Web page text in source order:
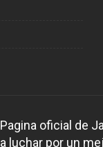
Pagina oficial de
a luchar por un